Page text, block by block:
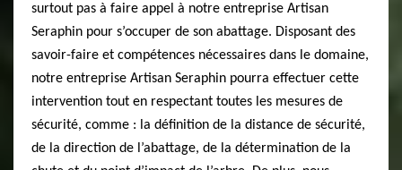
surtout pas à faire appel à notre entreprise Artisan
Seraphin pour s’occuper de son abattage. Disposant des
savoir-faire et compétences nécessaires dans le domaine,
notre entreprise Artisan Seraphin pourra effectuer cette
intervention tout en respectant toutes les mesures de
sécurité, comme : la définition de la distance de sécurité,
de la direction de l’abattage, de la détermination de la